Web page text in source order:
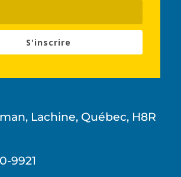
S'inscrire
Lachine, Québec, H8R
9921